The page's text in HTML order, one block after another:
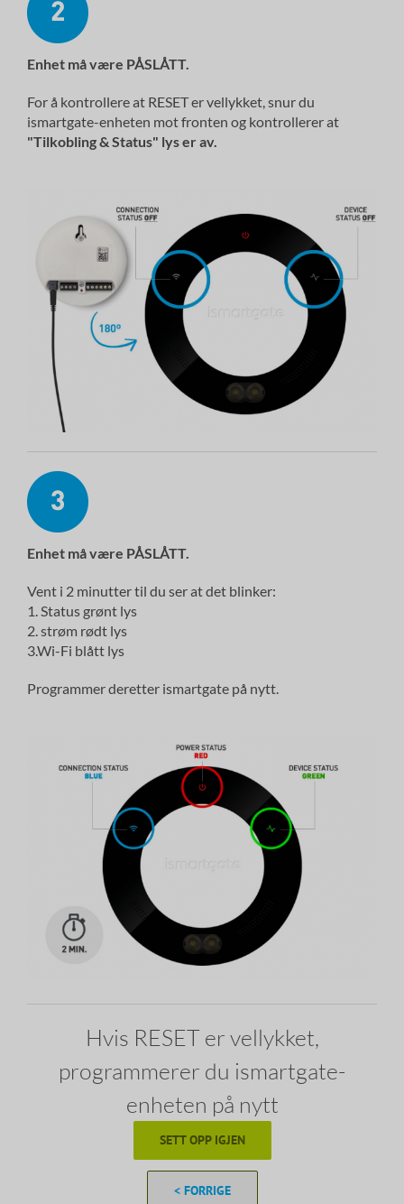
Enhet måvære PÅSLÅTT.
For å kontrollere at RESET er vellykket, snur du
ismartgate-enheten mot fronten og kontrollerer at
"Tilkobling& Status" lyser av.
Enhet måvære PÅSLÅTT.
Vent i 2 minutter til du ser at det blinker:
1. Status grønt lys
2. strøm rødt lys
3.Wi-Fi blått lys
Programmer deretter ismartgate på nytt.
Hvis RESET er vellykket,
programmerer du ismartgate-
enheten på nytt
SETT OPP IGJEN
< FORRIGE